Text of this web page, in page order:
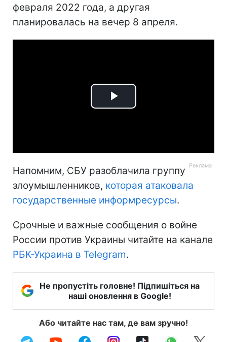
февраля 2022 года, а другая
планировалась на вечер 8 апреля.
Play
Напомним, СБУ разоблачила группу
злоумышленников, которая атаковала
государственные информресурсы.
Срочные и важные сообщения о войне
России против Украины читайте на канале
РБК-Украина в Telegram.
Не пропустіть головне! Підпишіться на
наші оновлення в Google!
Або читайте нас там, де вам зручно!